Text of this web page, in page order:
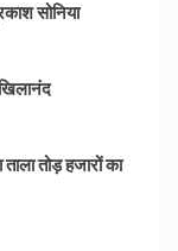
सोनिया
तोड़ हजारों का